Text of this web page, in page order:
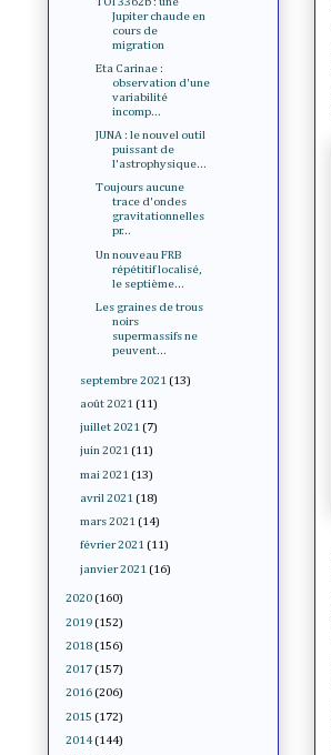
Jupiter chaude en
cours de
migration
Eta Carinae :
observation d'une
variabilité
incomp...
JUNA : le nouvel outil
puissant de
l'astrophysique...
Toujours aucune
trace d'ondes
gravitationnelles
pr...
Un nouveau FRB
répétitif localisé,
le septième...
Les graines de trous
noirs
supermassifs ne
peuvent...
septembre 2021 (13)
août 2021 (11)
juillet 2021 (7)
juin 2021 (11)
mai 2021 (13)
avril 2021 (18)
mars 2021 (14)
février 2021 (11)
janvier 2021 (16)
2020 (160)
2019 (152)
2018 (156)
2017 (157)
2016 (206)
2015 (172)
2014 (144)